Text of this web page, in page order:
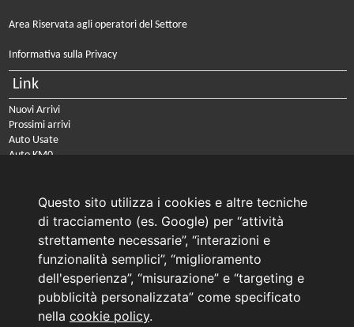
Questo sito utilizza i cookies e altre tecniche
di tracciamento (es. Google) per “attività
strettamente necessarie”, “interazioni e
funzionalità semplici”, “miglioramento
dell'esperienza”, “misurazione” e “targeting e
pubblicità personalizzata” come specificato
nella cookie policy.
Area Riservata agli operatori del Settore
Informativa sulla Privacy
Link
Nuovi Arrivi
Prossimi arrivi
Auto Usate
Auto KM0
PRENOTA IL TUO INTERVENTO DI OFFICINA
PRENOTA LA REVISIONE DELLA TUA AUTO
Consulente Online Usato: 0805608980
Consulente Online Hyundai: 0805608985